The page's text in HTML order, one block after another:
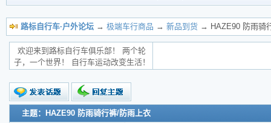
路标自行车·户外论坛 → 极端车行商品 → 新品到货 → HAZE90 防雨骑
欢迎来到路标自行车俱乐部！ 两个轮
子，一个世界！ 自行车运动改变生活！
新的主题
主题：HAZE90 防雨骑行裤/防雨上衣